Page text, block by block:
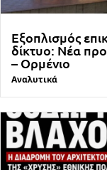
Εξοπλισμός
δίκτυο: Νέα
– Ορμένιο
Αναλυτικά